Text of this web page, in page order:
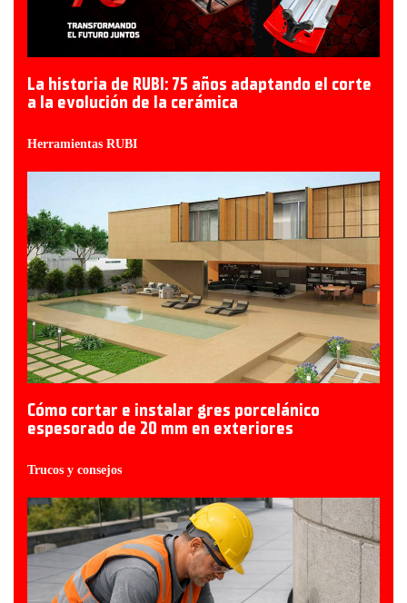
La historia de RUBI: 75 años adaptando el corte
a la evolución de la cerámica
Herramientas RUBI
Cómo cortar e instalar gres porcelánico
espesorado de 20 mm en exteriores
Trucos y consejos